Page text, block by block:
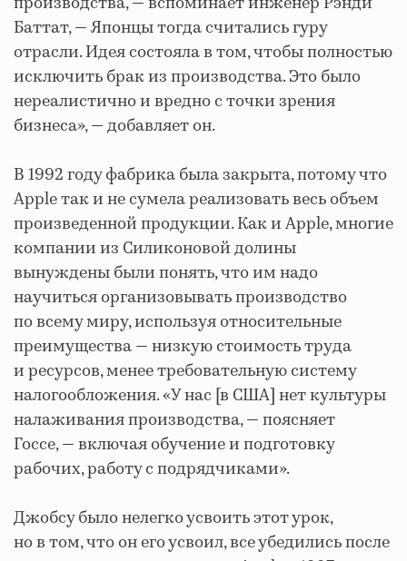
Баттат, — Японцы тогда считались гуру
отрасли. Идея состояла в том, чтобы полностью
исключить брак из производства. Это было
нереалистично и вредно с точки зрения
бизнеса», — добавляет он.
В 1992 году фабрика была закрыта, потому что
Apple так и не сумела реализовать весь объем
произведенной продукции. Как и Apple, многие
компании из Силиконовой долины
вынуждены были понять, что им надо
научиться организовывать производство
по всему миру, используя относительные
преимущества — низкую стоимость труда
и ресурсов, менее требовательную систему
налогообложения. «У нас [в США] нет культуры
налаживания производства, — поясняет
Госсе, — включая обучение и подготовку
рабочих, работу с подрядчиками».
Джобсу было нелегко усвоить этот урок,
но в том, что он его усвоил, все убедились после